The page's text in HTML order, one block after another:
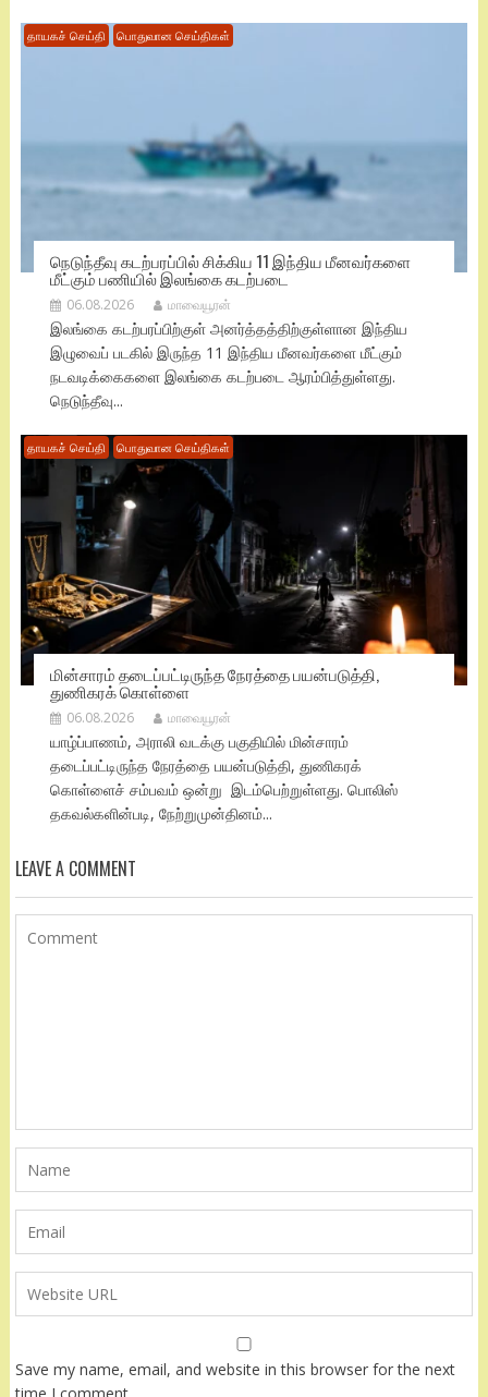
தாயகச் செய்தி பொதுவான செய்திகள்
நெடுந்தீவு கடற்பரப்பில் சிக்கிய 11 இந்திய மீனவர்களை
மீட்கும் பணியில் இலங்கை கடற்படை
06.08.2026 மாவையூரன்
இலங்கை கடற்பரப்பிற்குள் அனர்த்தத்திற்குள்ளான இந்திய
இழுவைப் படகில் இருந்த 11 இந்திய மீனவர்களை மீட்கும்
நடவடிக்கைகளை இலங்கை கடற்படை ஆரம்பித்துள்ளது.
நெடுந்தீவு...
தாயகச் செய்தி பொதுவான செய்திகள்
மின்சாரம் தடைப்பட்டிருந்த நேரத்தை பயன்படுத்தி,
துணிகரக் கொள்ளை
06.08.2026 மாவையூரன்
யாழ்ப்பாணம், அராலி வடக்கு பகுதியில் மின்சாரம்
தடைப்பட்டிருந்த நேரத்தை பயன்படுத்தி, துணிகரக்
கொள்ளைச் சம்பவம் ஒன்று இடம்பெற்றுள்ளது. பொலிஸ்
தகவல்களின்படி, நேற்றுமுன்தினம்...
LEAVE A COMMENT
Save my name, email, and website in this browser for the next